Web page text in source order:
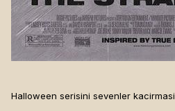
Halloween serisini sevenler